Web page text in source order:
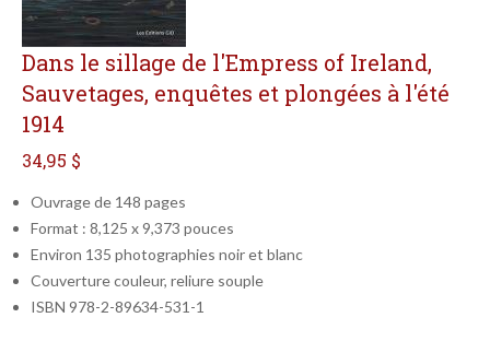
Dans le sillage de l'Empress of Ireland,
Sauvetages, enquêtes et plongées à l'été
1914
34,95 $
Ouvrage de 148 pages
Format : 8,125 x 9,373 pouces
Environ 135 photographies noir et blanc
Couverture couleur, reliure souple
ISBN 978-2-89634-531-1